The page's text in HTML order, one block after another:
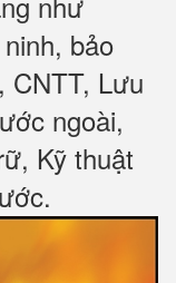
bảo
CNTT, Lưu
ngoài,
Kỹ thuật
.